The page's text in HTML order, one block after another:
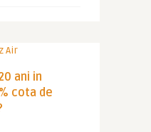
ani in
cota de